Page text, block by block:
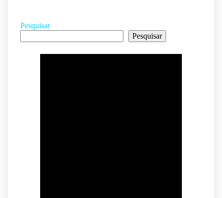
Pesquisar
Pesquisar